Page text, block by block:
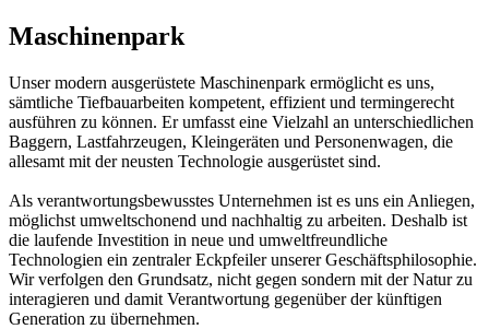
Maschinenpark
Unser modern ausgerüstete Maschinenpark ermöglicht es uns,
sämtliche Tiefbauarbeiten kompetent, effizient und termingerecht
ausführen zu können. Er umfasst eine Vielzahl an unterschiedlichen
Baggern, Lastfahrzeugen, Kleingeräten und Personenwagen, die
allesamt mit der neusten Technologie ausgerüstet sind.
Als verantwortungsbewusstes Unternehmen ist es uns ein Anliegen,
möglichst umweltschonend und nachhaltig zu arbeiten. Deshalb ist
die laufende Investition in neue und umweltfreundliche
Technologien ein zentraler Eckpfeiler unserer Geschäftsphilosophie.
Wir verfolgen den Grundsatz, nicht gegen sondern mit der Natur zu
interagieren und damit Verantwortung gegenüber der künftigen
Generation zu übernehmen.